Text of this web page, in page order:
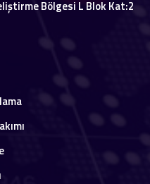
Bölgesi L Blok Kat:2